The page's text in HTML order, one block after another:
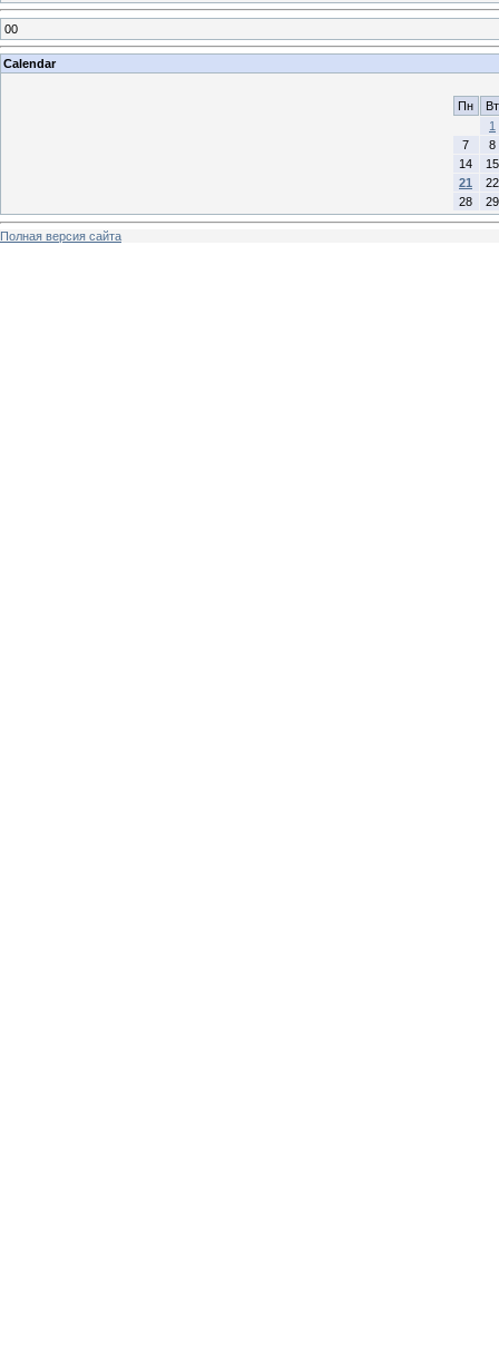
00
Calendar
Пн
Вт
1
7
8
14
15
21
22
28
29
Полная версия сайта